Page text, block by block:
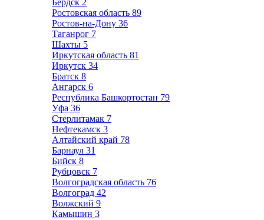
Бердск 2
Ростовская область 89
Ростов-на-Дону 36
Таганрог 7
Шахты 5
Иркутская область 81
Иркутск 34
Братск 8
Ангарск 6
Республика Башкортостан 79
Уфа 36
Стерлитамак 7
Нефтекамск 3
Алтайский край 78
Барнаул 31
Бийск 8
Рубцовск 7
Волгоградская область 76
Волгоград 42
Волжский 9
Камышин 3